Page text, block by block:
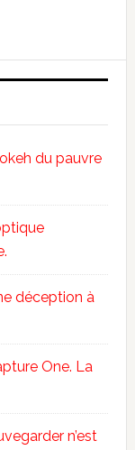
du pauvre
déception à
One. La
n’est